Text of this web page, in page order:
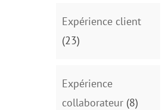
Expérience client
(23)
Expérience
collaborateur (8)